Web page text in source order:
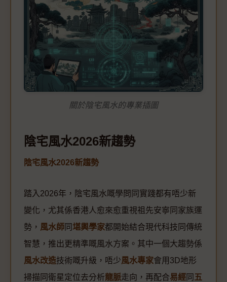
關於陰宅風水的專業插圖
陰宅風水2026新趨勢
陰宅風水2026新趨勢
踏入2026年，陰宅風水嘅學問同實踐都有唔少新
變化，尤其係香港人愈來愈重視祖先安寧同家族運
勢， 風水師 同 堪輿學家都開始結合現代科技同傳統
智慧，推出更精準嘅風水方案。其中一個大趨勢係
風水改造技術嘅升級，唔少風水專家會用3D地形
掃描同衛星定位去分析龍脈走向，再配合易經 同 五